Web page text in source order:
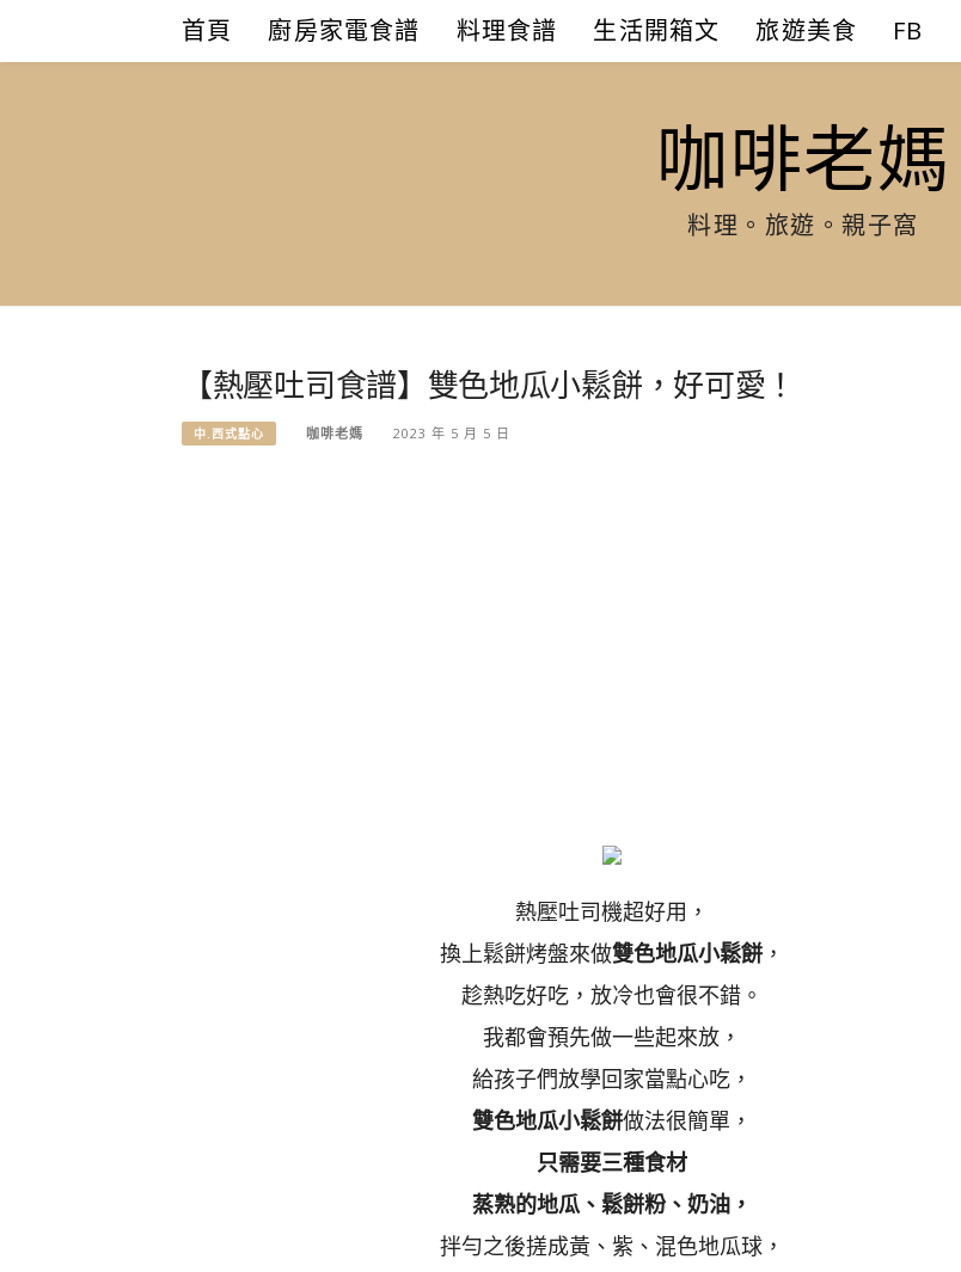
content
首頁 廚房家電食譜 料理食譜 生活開箱文 旅遊美食 FB
咖啡老媽
料理。旅遊。親子窩
【熱壓吐司食譜】雙色地瓜小鬆餅，好可愛！
中.西式點心 咖啡老媽 2023 年 5 月 5 日
熱壓吐司機超好用，
換上鬆餅烤盤來做雙色地瓜小鬆餅 ，
趁熱吃好吃，放冷也會很不錯。
我都會預先做一些起來放，
給孩子們放學回家當點心吃，
雙色地瓜小鬆餅做法很簡單，
只需要三種食材
蒸熟的地瓜、鬆餅粉、奶油，
拌勻之後搓成黃、紫、混色地瓜球，